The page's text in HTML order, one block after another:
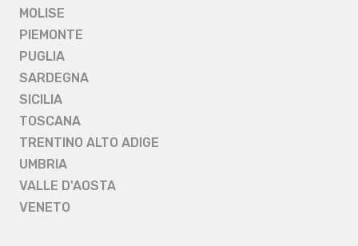
MOLISE
PIEMONTE
PUGLIA
SARDEGNA
SICILIA
TOSCANA
TRENTINO ALTO ADIGE
UMBRIA
VALLE D'AOSTA
VENETO